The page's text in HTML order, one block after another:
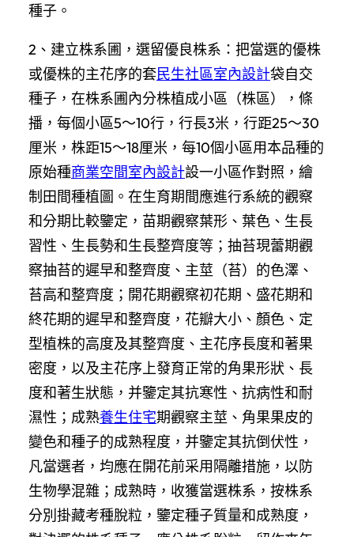
種子。
2、建立株系圃，選留優良株系：把當選的優株
或優株的主花序的套民生社區室內設計袋自交
種子，在株系圃內分株植成小區（株區），條
播，每個小區5～10行，行長3米，行距25～30
厘米，株距15～18厘米，每10個小區用本品種的
原始種商業空間室內設計設一小區作對照，繪
制田間種植圖。在生育期間應進行系統的觀察
和分期比較鑒定，苗期觀察葉形、葉色、生長
習性、生長勢和生長整齊度等；抽苔現蕾期觀
察抽苔的遲早和整齊度、主莖（苔）的色澤、
苔高和整齊度；開花期觀察初花期、盛花期和
終花期的遲早和整齊度，花瓣大小、顏色、定
型植株的高度及其整齊度、主花序長度和著果
密度，以及主花序上發育正常的角果形狀、長
度和著生狀態，并鑒定其抗寒性、抗病性和耐
濕性；成熟養生住宅期觀察主莖、角果果皮的
變色和種子的成熟程度，并鑒定其抗倒伏性，
凡當選者，均應在開花前采用隔離措施，以防
生物學混雜；成熟時，收獲當選株系，按株系
分別掛藏考種脫粒，鑒定種子質量和成熟度，